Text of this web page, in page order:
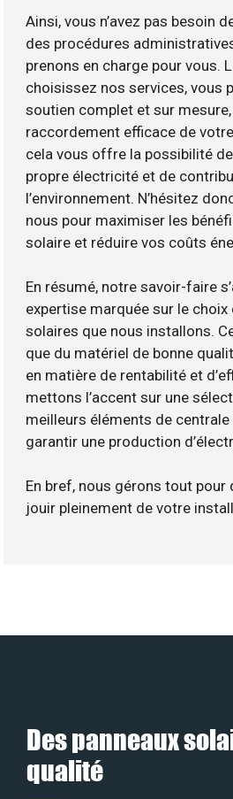
Ainsi, vous n’avez pas besoin
des procédures
prenons en charge pour vous.
choisissez nos services, vous
soutien complet et sur
raccordement efficace de
cela vous offre la possibilité
propre électricité et de
l’environnement. N’hésitez
nous pour maximiser les
solaire et réduire vos coûts
En résumé, notre savoir-faire
expertise marquée sur le choix
solaires que nous installons.
que du matériel de bonne
en matière de rentabilité et
mettons l’accent sur une
meilleurs éléments de
garantir une production
En bref, nous gérons tout pour
jouir pleinement de votre
Des panneaux
qualité